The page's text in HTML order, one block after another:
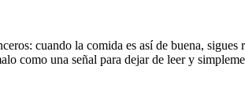
cuando la comida es así de buena,
como una señal para dejar de leer y